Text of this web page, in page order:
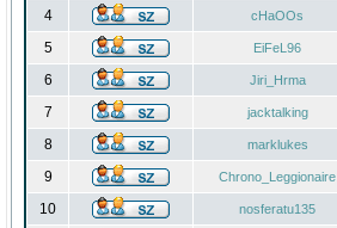
4 cHaOOs
5 EiFeL96
6
Jiri_Hrma
7 jacktalking
8 marklukes
9 Chrono_Leggionaire
10 nosferatu135